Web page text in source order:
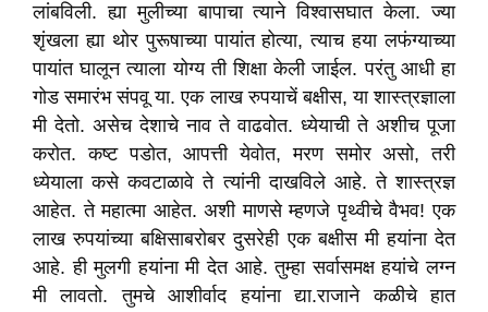
लांबविली. ह्या मुलीच्या बापाचा त्याने विश्वासघात केला. ज्या
शृंखला ह्या थोर पुरूषाच्या पायांत होत्या, त्याच हया लफंग्याच्या
पायांत घालून त्याला योग्य ती शिक्षा केली जाईल. परंतु आधी हा
गोड समारंभ संपवू या. एक लाख रुपयाचें बक्षीस, या शास्त्रज्ञाला
मी देतो. असेच देशाचे नाव ते वाढवोत. ध्येयाची ते अशीच पूजा
करोत. कष्ट पडोत, आपत्ती येवोत, मरण समोर असो, तरी
ध्येयाला कसे कवटाळावे ते त्यांनी दाखविले आहे. ते शास्त्रज्ञ
आहेत. ते महात्मा आहेत. अशी माणसे म्हणजे पृथ्वीचे वैभव! एक
लाख रुपयांच्या बक्षिसाबरोबर दुसरेही एक बक्षीस मी हयांना देत
आहे. ही मुलगी हयांना मी देत आहे. तुम्हा सर्वासमक्ष हयांचे लग्न
मी लावतो. तुमचे आशीर्वाद हयांना द्या.राजाने कळीचे हात